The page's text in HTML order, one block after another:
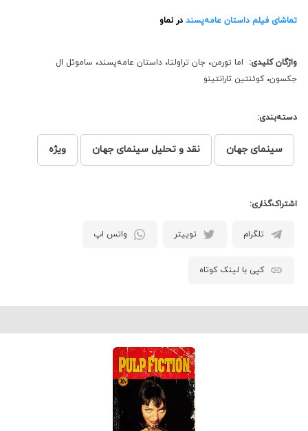
تماشای فیلم داستان عامه‌پسند در نماو
واژگان کلیدی: اما تورمن، جان تراولتا، داستان عامه‌پسند، ساموئل ال
جکسون، کوئنتین تارانتینو
دسته‌بندی:
سینمای جهان نقد و تحلیل سینمای جهان ویژه
اشتراک‌گذاری:
تلگرام توییتر واتس اپ
کپی با لینک کوتاه